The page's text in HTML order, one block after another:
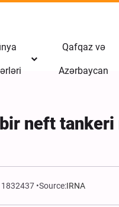
Qafqaz və
Azərbaycan
neft
Source:IRNA